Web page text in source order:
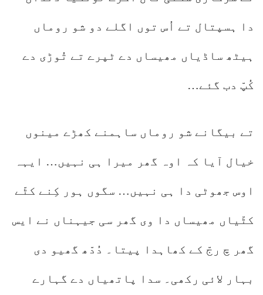
دا ہسپتال تے اُس توں اگلے دو شو روماں
ہیٹھ ساڈیاں مھیساں دے ٹپرے تے تُوڑی دے
کُپّ دب گئے…
تے بیگانے شو روماں ساہمنے کھڑے مینوں
خیال آیا کہ اوہ گھر میرا ہی نہیں… ایہہ
اوس جھوٹی دا ہی نہیں… سگوں ہور کِنے کٹّے
کٹّیاں مھیساں دا وی گھر سی جیہناں نے ایس
گھر چ رجّ کے کھاہدا پیتا۔ دُدّھ گھیو دی
بہار لائی رکھی۔ سدا پاتھیاں دے گہارے